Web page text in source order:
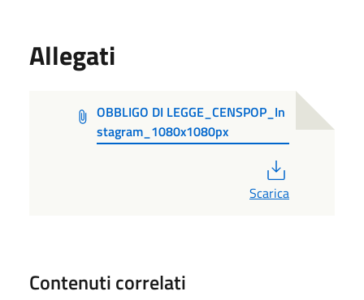
Allegati
OBBLIGO DI LEGGE_CENSPOP_In
stagram_1080x1080px
Scarica
Contenuti correlati